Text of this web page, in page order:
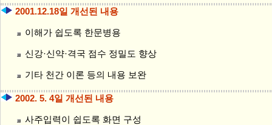
2001.12.18일 개선된 내용
이해가 쉽도록 한문병용
신강·신약·격국 점수 정밀도 향상
기타 천간 이론 등의 내용 보완
2002. 5. 4일 개선된 내용
사주입력이 쉽도록 화면 구성